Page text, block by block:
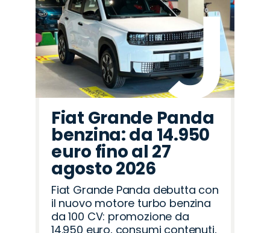
Fiat Grande Panda
benzina: da 14.950
euro fino al 27
agosto 2026
Fiat Grande Panda debutta con
il nuovo motore turbo benzina
da 100 CV: promozione da
14.950 euro, consumi contenuti,